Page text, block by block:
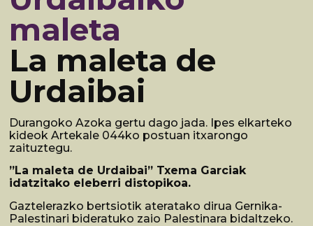
maleta
La maleta de
Urdaibai
Durangoko Azoka gertu dago jada. Ipes elkarteko
kideok Artekale 044ko postuan itxarongo
zaituztegu.
⁠”La maleta de Urdaibai” Txema Garciak
idatzitako eleberri distopikoa.
Gaztelerazko bertsiotik ateratako dirua Gernika-
Palestinari bideratuko zaio Palestinara bidaltzeko.